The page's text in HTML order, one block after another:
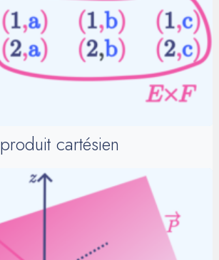
produit cartésien